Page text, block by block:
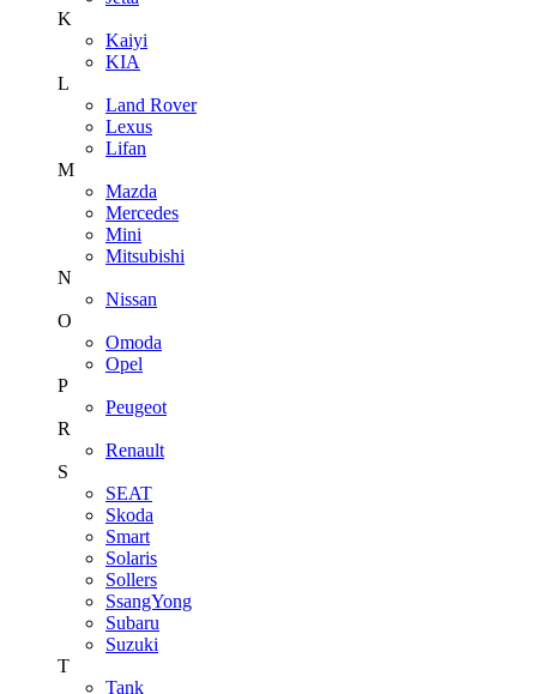
K
Kaiyi
KIA
L
Land Rover
Lexus
Lifan
M
Mazda
Mercedes
Mini
Mitsubishi
N
Nissan
O
Omoda
Opel
P
Peugeot
R
Renault
S
SEAT
Skoda
Smart
Solaris
Sollers
SsangYong
Subaru
Suzuki
T
Tank